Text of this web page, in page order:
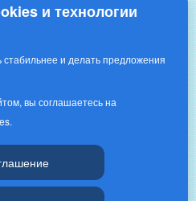
и технологии
стабильнее и делать предложения
вы соглашаетесь на
«РЫБНОЕ ИЗОБИЛИЕ»|